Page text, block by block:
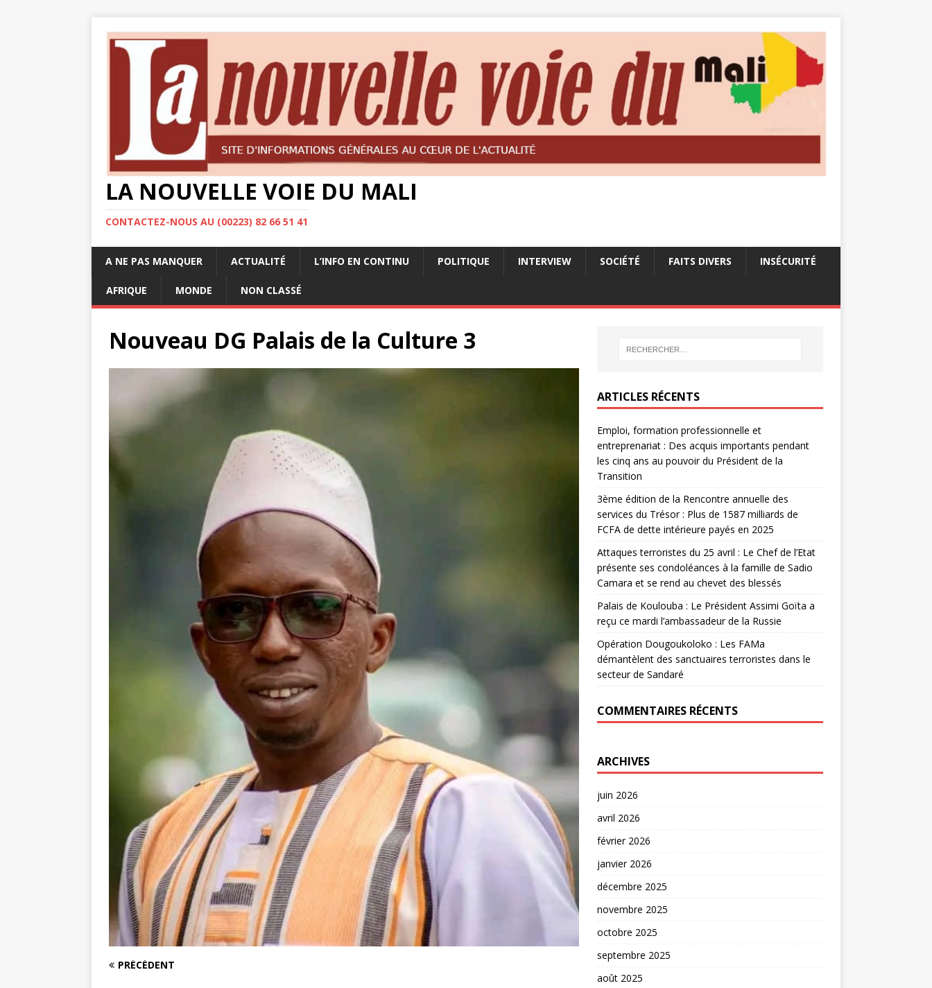
LA NOUVELLE VOIE DU MALI
CONTACTEZ-NOUS AU (00223) 82 66 51 41
A NE PAS MANQUER ACTUALITÉ L’INFO EN CONTINU POLITIQUE INTERVIEW SOCIÉTÉ FAITS DIVERS INSÉCURITÉ
AFRIQUE MONDE NON CLASSÉ
Nouveau DG Palais de la Culture 3
PRÉCÉDENT
ARTICLES RÉCENTS
Emploi, formation professionnelle et
entreprenariat : Des acquis importants pendant
les cinq ans au pouvoir du Président de la
Transition
3ème édition de la Rencontre annuelle des
services du Trésor : Plus de 1587 milliards de
FCFA de dette intérieure payés en 2025
Attaques terroristes du 25 avril : Le Chef de l’Etat
présente ses condoléances à la famille de Sadio
Camara et se rend au chevet des blessés
Palais de Koulouba : Le Président Assimi Goïta a
reçu ce mardi l’ambassadeur de la Russie
Opération Dougoukoloko : Les FAMa
démantèlent des sanctuaires terroristes dans le
secteur de Sandaré
COMMENTAIRES RÉCENTS
ARCHIVES
juin 2026
avril 2026
février 2026
janvier 2026
décembre 2025
novembre 2025
octobre 2025
septembre 2025
août 2025